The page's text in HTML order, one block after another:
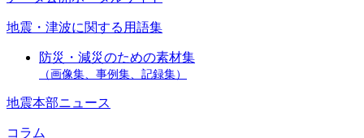
地震・津波に関する用語集
防災・減災のための素材集
（画像集、事例集、記録集）
地震本部ニュース
コラム